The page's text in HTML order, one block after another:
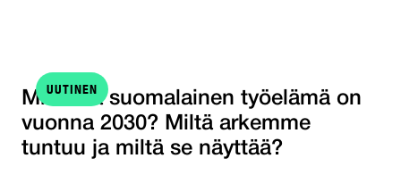
UUTINEN
Millaista suomalainen työelämä on
vuonna 2030? Miltä arkemme
tuntuu ja miltä se näyttää?